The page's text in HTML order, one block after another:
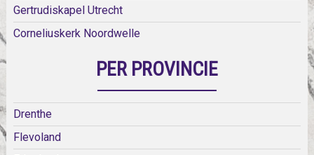
Gertrudiskapel Utrecht
Corneliuskerk Noordwelle
PER PROVINCIE
Drenthe
Flevoland